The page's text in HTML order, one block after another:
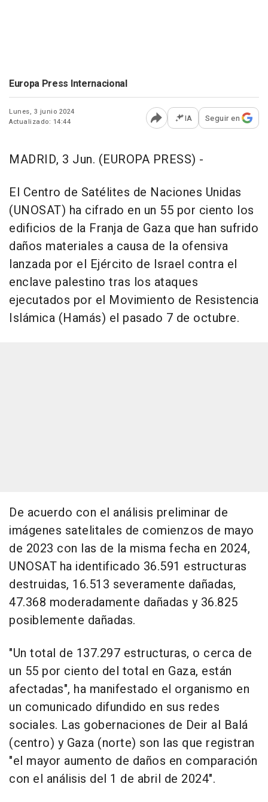
Europa Press Internacional
Lunes, 3 junio 2024
Actualizado: 14:44
Abrir opciones para
IA Seguir en
MADRID, 3 Jun. (EUROPA PRESS) -
El Centro de Satélites de Naciones Unidas
(UNOSAT) ha cifrado en un 55 por ciento los
edificios de la Franja de Gaza que han sufrido
daños materiales a causa de la ofensiva
lanzada por el Ejército de Israel contra el
enclave palestino tras los ataques
ejecutados por el Movimiento de Resistencia
Islámica (Hamás) el pasado 7 de octubre.
De acuerdo con el análisis preliminar de
imágenes satelitales de comienzos de mayo
de 2023 con las de la misma fecha en 2024,
UNOSAT ha identificado 36.591 estructuras
destruidas, 16.513 severamente dañadas,
47.368 moderadamente dañadas y 36.825
posiblemente dañadas.
"Un total de 137.297 estructuras, o cerca de
un 55 por ciento del total en Gaza, están
afectadas", ha manifestado el organismo en
un comunicado difundido en sus redes
sociales. Las gobernaciones de Deir al Balá
(centro) y Gaza (norte) son las que registran
"el mayor aumento de daños en comparación
con el análisis del 1 de abril de 2024".